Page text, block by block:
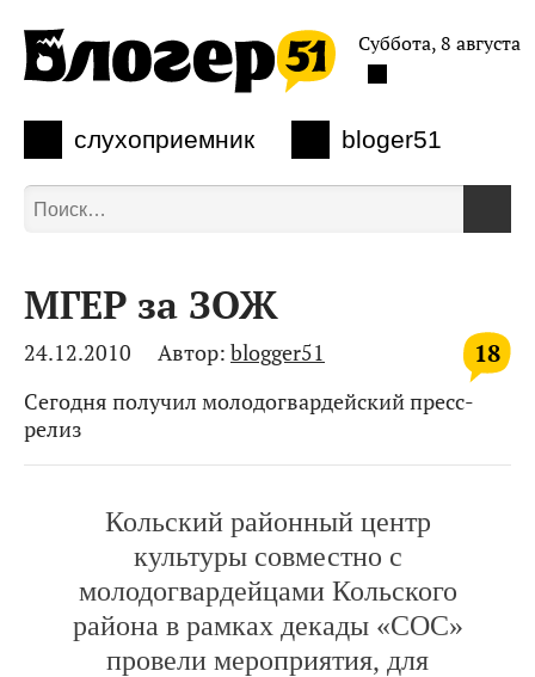
слухоприемник bloger51
Суббота, 8 августа
МГЕР за ЗОЖ
18
24.12.2010 Автор: blogger51
Сегодня получил молодогвардейский пресс-
релиз
Кольский районный центр
культуры совместно с
молодогвардейцами Кольского
района в рамках декады «СОС»
провели мероприятия, для